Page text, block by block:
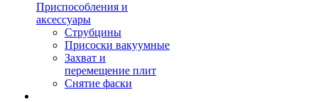
Приспособления и
аксессуары
Струбцины
Присоски вакуумные
Захват и
перемещение плит
Снятие фаски